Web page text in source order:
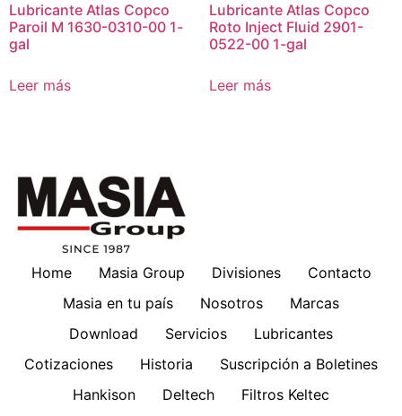
Lubricante Atlas Copco
Paroil M 1630-0310-00 1-
gal
Leer más
Lubricante Atlas Copco
Roto Inject Fluid 2901-
0522-00 1-gal
Leer más
Home Masia Group Divisiones
Contacto
Masia en tu país
Nosotros
Marcas
Download
Servicios
Lubricantes
Cotizaciones
Historia
Suscripción a Boletines
Hankison
Deltech
Filtros Keltec